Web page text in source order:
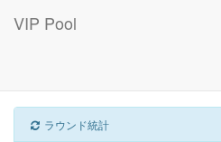
VIP Pool
ラウンド統計